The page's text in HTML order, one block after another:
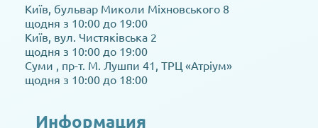
Київ, бульвар Миколи Міхновського 8
щодня з 10:00 до 19:00
Київ, вул. Чистяківська 2
щодня з 10:00 до 19:00
Суми , пр-т. М. Лушпи 41, ТРЦ «Атріум»
щодня з 10:00 до 18:00
Информация